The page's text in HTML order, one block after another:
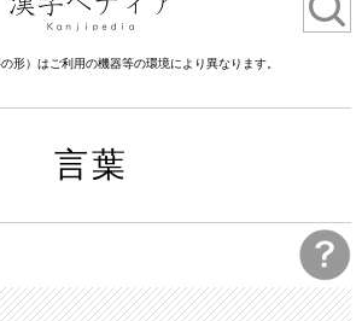
形）はご利用の機器等の環境により異なります。
言葉